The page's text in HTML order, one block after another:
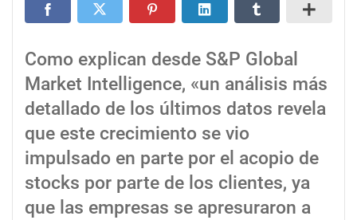
Como explican desde S&P Global
Market Intelligence, «un análisis más
detallado de los últimos datos revela
que este crecimiento se vio
impulsado en parte por el acopio de
stocks por parte de los clientes, ya
que las empresas se apresuraron a